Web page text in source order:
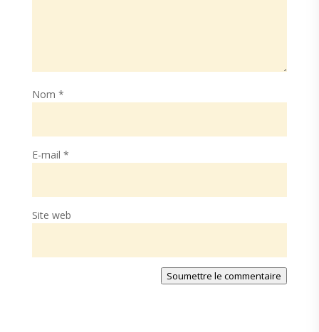
Nom *
E-mail *
Site web
Soumettre le commentaire